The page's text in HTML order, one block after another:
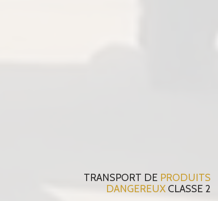
TRANSPORT DE PRODUITS
DANGEREUX CLASSE 2